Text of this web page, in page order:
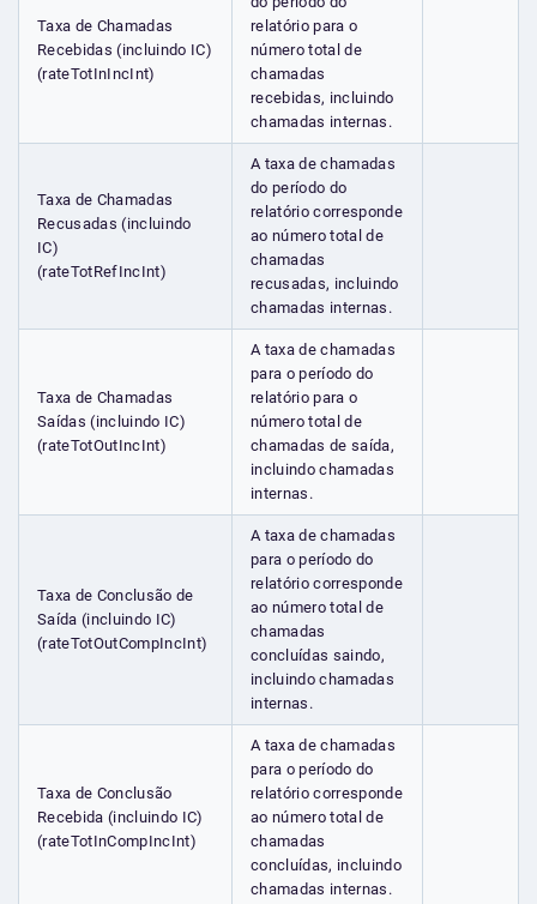
Taxa de Chamadas
Recebidas (incluindo IC)
(rateTotInIncInt)
relatório para o
número total de
chamadas
recebidas, incluindo
chamadas internas.
Taxa de Chamadas
Recusadas (incluindo
IC)
(rateTotRefIncInt)
A taxa de chamadas
do período do
relatório corresponde
ao número total de
chamadas
recusadas, incluindo
chamadas internas.
Taxa de Chamadas
Saídas (incluindo IC)
(rateTotOutIncInt)
A taxa de chamadas
para o período do
relatório para o
número total de
chamadas de saída,
incluindo chamadas
internas.
Taxa de Conclusão de
Saída (incluindo IC)
(rateTotOutCompIncInt)
A taxa de chamadas
para o período do
relatório corresponde
ao número total de
chamadas
concluídas saindo,
incluindo chamadas
internas.
Taxa de Conclusão
Recebida (incluindo IC)
(rateTotInCompIncInt)
A taxa de chamadas
para o período do
relatório corresponde
ao número total de
chamadas
concluídas, incluindo
chamadas internas.